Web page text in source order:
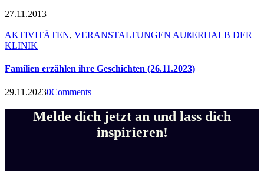
27.11.2013
AKTIVITÄTEN, VERANSTALTUNGEN AUßERHALB DER
KLINIK
Familien erzählen ihre Geschichten (26.11.2023)
29.11.20230Comments
Melde dich jetzt an und lass dich
inspirieren!